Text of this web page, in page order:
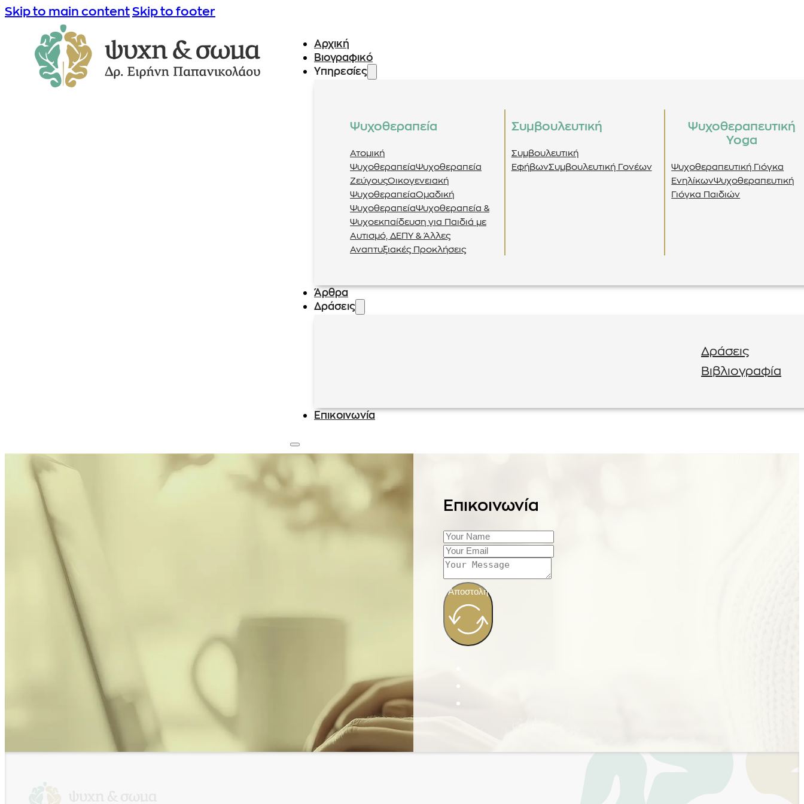
Skip to main content Skip to footer
Αρχική
Βιογραφικό
Υπηρεσίες
Ψυχοθεραπεία
Ατομική
ΨυχοθεραπείαΨυχοθεραπεία
ΖεύγουςΟικογενειακή
ΨυχοθεραπείαΟμαδική
ΨυχοθεραπείαΨυχοθεραπεία &
Ψυχοεκπαίδευση για Παιδιά με
Αυτισμό, ΔΕΠΥ & Άλλες
Αναπτυξιακές Προκλήσεις
Συμβουλευτική
Συμβουλευτική
ΕφήβωνΣυμβουλευτική Γονέων
Ψυχοθεραπευτική
Yoga
Ψυχοθεραπευτική Γιόγκα
ΕνηλίκωνΨυχοθεραπευτική
Γιόγκα Παιδιών
Άρθρα
Δράσεις
Δράσεις
Βιβλιογραφία
Επικοινωνία
Επικοινωνία
Αποστολή